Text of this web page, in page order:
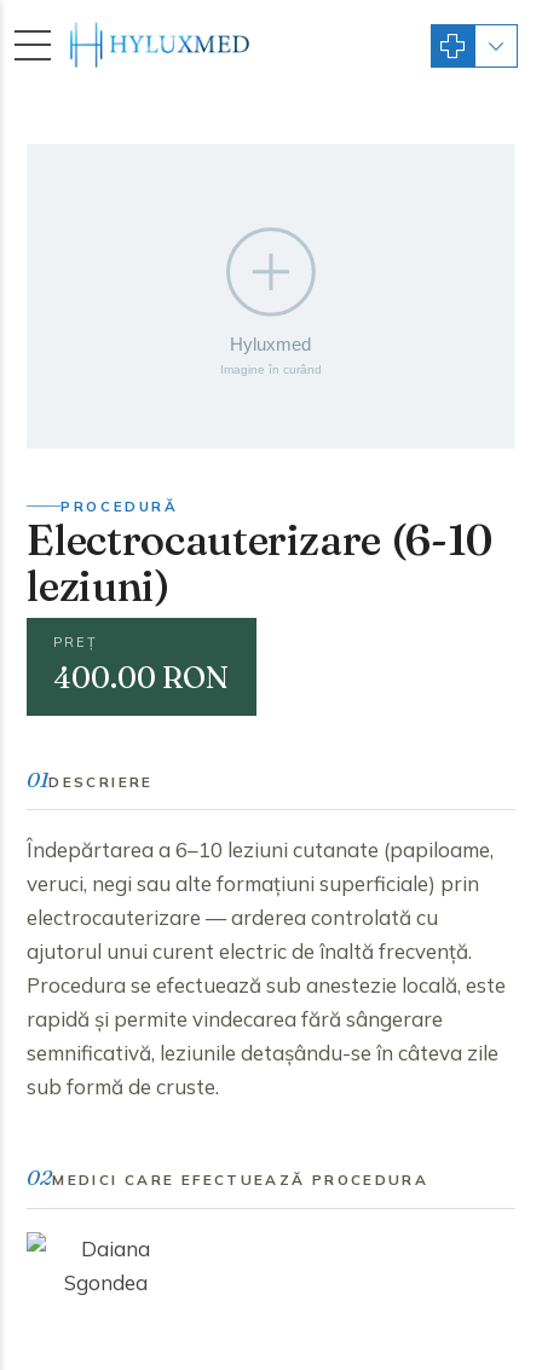
PROCEDURĂ
Electrocauterizare (6-10
leziuni)
PREȚ
400.00 RON
01DESCRIERE
Îndepărtarea a 6–10 leziuni cutanate (papiloame,
veruci, negi sau alte formațiuni superficiale) prin
electrocauterizare — arderea controlată cu
ajutorul unui curent electric de înaltă frecvență.
Procedura se efectuează sub anestezie locală, este
rapidă și permite vindecarea fără sângerare
semnificativă, leziunile detașându-se în câteva zile
sub formă de cruste.
02MEDICI CARE EFECTUEAZĂ PROCEDURA